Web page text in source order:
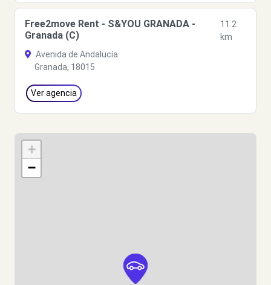
Free2move Rent - S&YOU GRANADA -
Granada (C)
11.2
km
Avenida de Andalucía
Granada, 18015
Ver agencia
+
−